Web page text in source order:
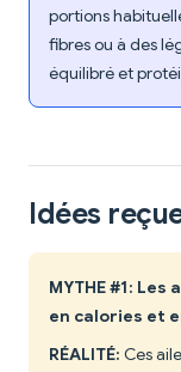
portions
fibres ou à des
équilibré et
Idées
MYTHE #1:
en calories et
RÉALITÉ: Ces